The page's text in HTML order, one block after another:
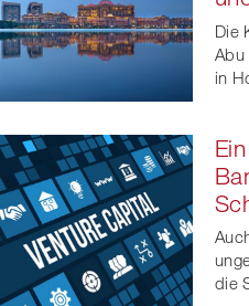
Die
Abu
in
die